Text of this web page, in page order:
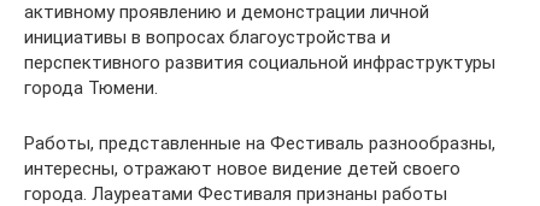
активному проявлению и демонстрации личной
инициативы в вопросах благоустройства и
перспективного развития социальной инфраструктуры
города Тюмени.
Работы, представленные на Фестиваль разнообразны,
интересны, отражают новое видение детей своего
города. Лауреатами Фестиваля признаны работы